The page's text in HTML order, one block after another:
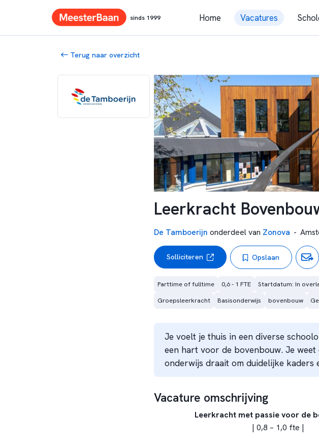
sinds 1999 Home Vacatures
Terug naar overzicht
Leerkracht
De Tamboerijn onderdeel van Zonova -
Solliciteren Opslaan
Parttime of fulltime 0,6 - 1 FTE Startdatum: In
Groepsleerkracht
Basisonderwijs bovenbouw
Je voelt je thuis in een diverse
een hart voor de bovenbouw. Je weet
onderwijs draait om duidelijke kaders
Vacature omschrijving
Leerkracht met passie voor de
| 0,8 – 1,0 fte |